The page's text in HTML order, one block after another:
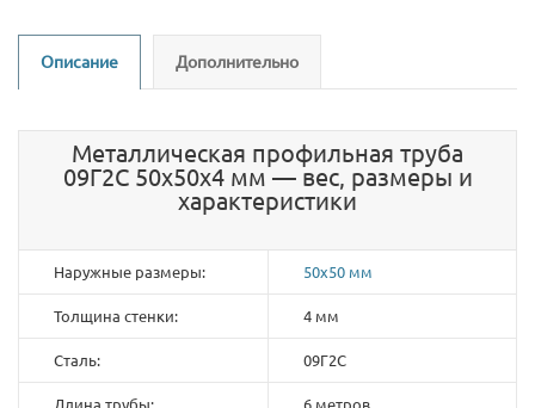
Описание Дополнительно
Металлическая профильная труба
09Г2С 50х50х4 мм — вес, размеры и
характеристики
Наружные размеры: 50х50 мм
Толщина стенки: 4 мм
Сталь: 09Г2С
Длина трубы: 6 метров